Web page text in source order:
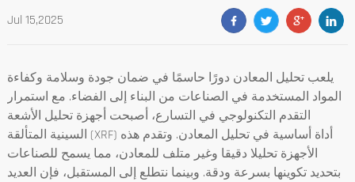
Jul 15,2025
يلعب تحليل المعادن دورًا حاسمًا في ضمان جودة وسلامة وكفاءة
المواد المستخدمة في الصناعات من البناء إلى الفضاء. مع استمرار
التقدم التكنولوجي في التسارع، أصبحت أجهزة تحليل الأشعة
السينية المتألقة (XRF) أداة أساسية في تحليل المعادن. وتقدم هذه
الأجهزة تحليلا دقيقا وغير متلف للمعادن، مما يسمح للصناعات
بتحديد تكوينها بسرعة ودقة. وبينما نتطلع إلى المستقبل، فإن العديد